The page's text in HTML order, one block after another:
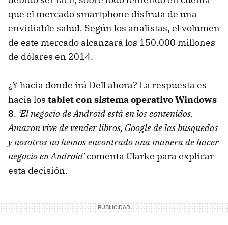
que el mercado smartphone disfruta de una
envidiable salud. Según los analistas, el volumen
de este mercado alcanzará los 150.000 millones
de dólares en 2014.
¿Y hacia donde irá Dell ahora? La respuesta es
hacia los tablet con sistema operativo Windows
8. ‘El negocio de Android está en los contenidos.
Amazon vive de vender libros, Google de las búsquedas
y nosotros no hemos encontrado una manera de hacer
negocio en Android’comenta Clarke para explicar
esta decisión.